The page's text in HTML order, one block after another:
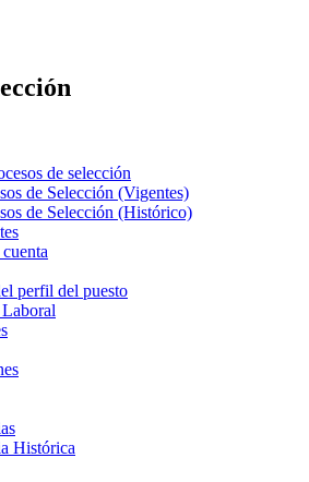
de selección
de Selección (Vigentes)
de Selección (Histórico)
perfil del puesto
Histórica